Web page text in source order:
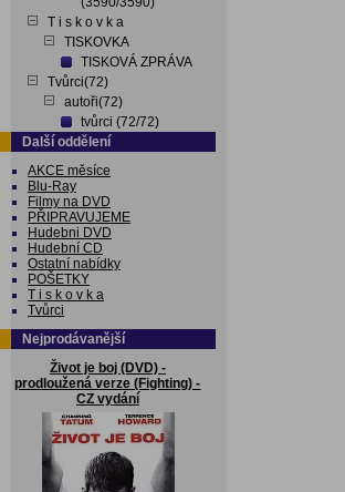
T i s k o v k a
TISKOVKA
TISKOVÁ ZPRÁVA
Tvůrci(72)
autoři(72)
tvůrci (72/72)
Další oddělení
AKCE měsíce
Blu-Ray
Filmy na DVD
PŘIPRAVUJEME
Hudebni DVD
Hudební CD
Ostatní nabídky
POŠETKY
T i s k o v k a
Tvůrci
Nejprodávanější
Život je boj (DVD) -
prodloužená verze (Fighting) -
CZ vydání